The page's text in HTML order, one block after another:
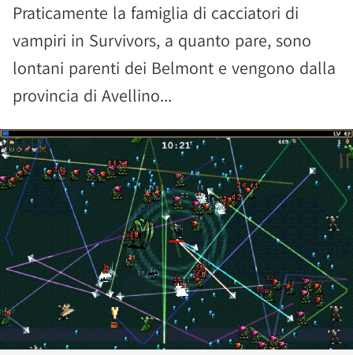
Praticamente la famiglia di cacciatori di
vampiri in Survivors, a quanto pare, sono
lontani parenti dei Belmont e vengono dalla
provincia di Avellino...